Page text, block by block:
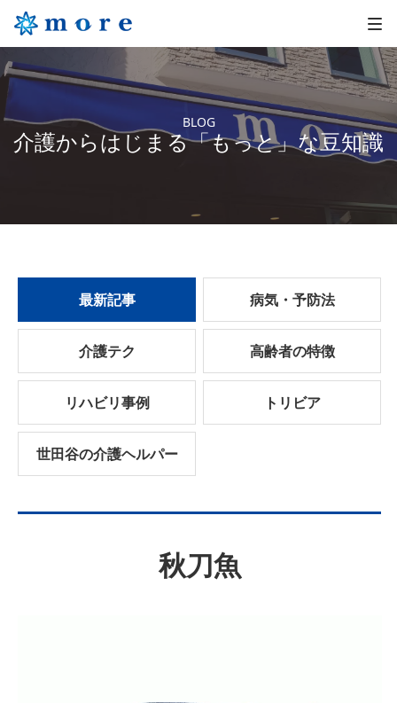
BLOG
介護からはじまる「もっと」な豆知識
最新記事 病気・予防法
介護テク 高齢者の特徴
リハビリ事例 トリビア
世田谷の介護ヘルパー
秋刀魚